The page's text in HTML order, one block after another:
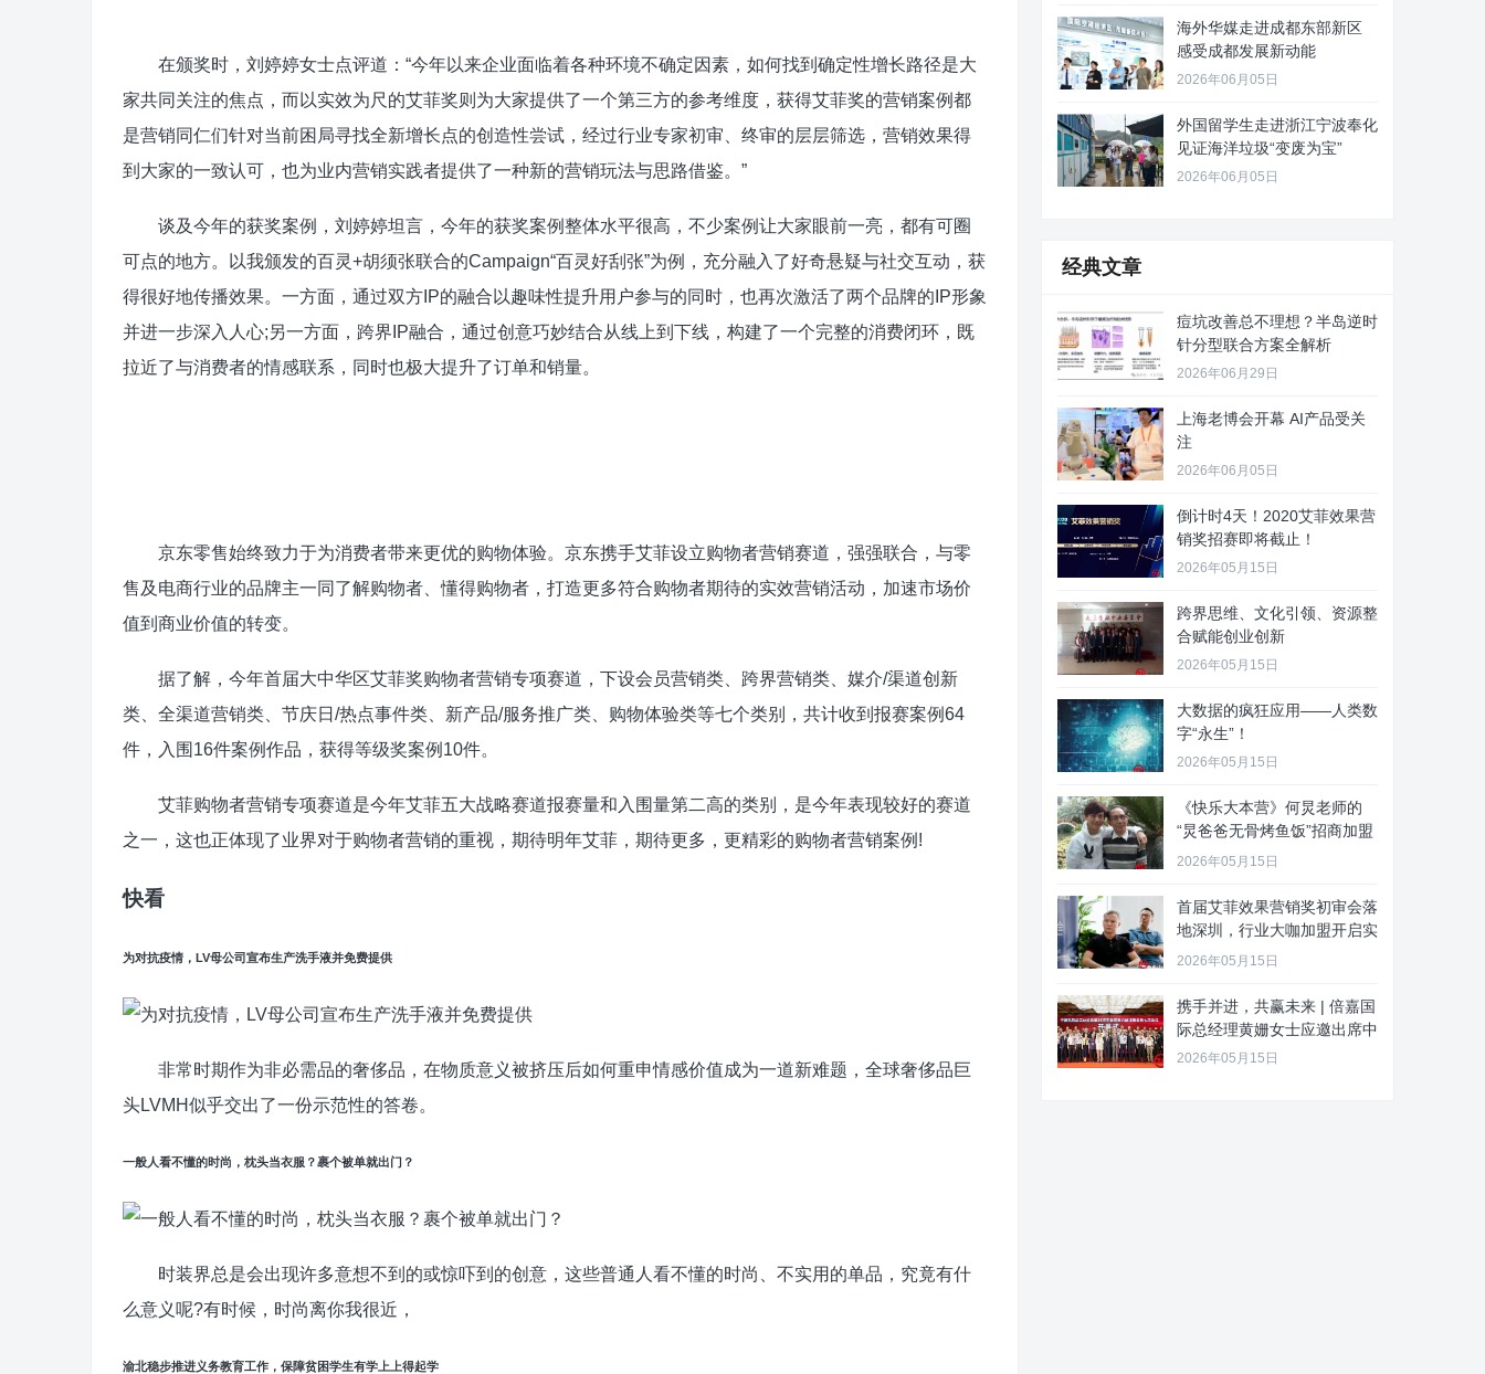
在颁奖时，刘婷婷女士点评道：“今年以来企业面临着各种环境不确定因素，如何找到确定性增长路径是大
家共同关注的焦点，而以实效为尺的艾菲奖则为大家提供了一个第三方的参考维度，获得艾菲奖的营销案例都
是营销同仁们针对当前困局寻找全新增长点的创造性尝试，经过行业专家初审、终审的层层筛选，营销效果得
到大家的一致认可，也为业内营销实践者提供了一种新的营销玩法与思路借鉴。”
谈及今年的获奖案例，刘婷婷坦言，今年的获奖案例整体水平很高，不少案例让大家眼前一亮，都有可圈
可点的地方。以我颁发的百灵+胡须张联合的Campaign“百灵好刮张”为例，充分融入了好奇悬疑与社交互动，获
得很好地传播效果。一方面，通过双方IP的融合以趣味性提升用户参与的同时，也再次激活了两个品牌的IP形象
并进一步深入人心;另一方面，跨界IP融合，通过创意巧妙结合从线上到下线，构建了一个完整的消费闭环，既
拉近了与消费者的情感联系，同时也极大提升了订单和销量。
京东零售始终致力于为消费者带来更优的购物体验。京东携手艾菲设立购物者营销赛道，强强联合，与零
售及电商行业的品牌主一同了解购物者、懂得购物者，打造更多符合购物者期待的实效营销活动，加速市场价
值到商业价值的转变。
据了解，今年首届大中华区艾菲奖购物者营销专项赛道，下设会员营销类、跨界营销类、媒介/渠道创新
类、全渠道营销类、节庆日/热点事件类、新产品/服务推广类、购物体验类等七个类别，共计收到报赛案例64
件，入围16件案例作品，获得等级奖案例10件。
艾菲购物者营销专项赛道是今年艾菲五大战略赛道报赛量和入围量第二高的类别，是今年表现较好的赛道
之一，这也正体现了业界对于购物者营销的重视，期待明年艾菲，期待更多，更精彩的购物者营销案例!
快看
为对抗疫情，LV母公司宣布生产洗手液并免费提供
非常时期作为非必需品的奢侈品，在物质意义被挤压后如何重申情感价值成为一道新难题，全球奢侈品巨
头LVMH似乎交出了一份示范性的答卷。
一般人看不懂的时尚，枕头当衣服？裹个被单就出门？
时装界总是会出现许多意想不到的或惊吓到的创意，这些普通人看不懂的时尚、不实用的单品，究竟有什
么意义呢?有时候，时尚离你我很近，
渝北稳步推进义务教育工作，保障贫困学生有学上上得起学
海外华媒走进成都东部新区
感受成都发展新动能
2026年06月05日
外国留学生走进浙江宁波奉化
见证海洋垃圾“变废为宝”
2026年06月05日
经典文章
痘坑改善总不理想？半岛逆时
针分型联合方案全解析
2026年06月29日
上海老博会开幕 AI产品受关
注
2026年06月05日
倒计时4天！2020艾菲效果营
销奖招赛即将截止！
2026年05月15日
跨界思维、文化引领、资源整
合赋能创业创新
2026年05月15日
大数据的疯狂应用——人类数
字“永生”！
2026年05月15日
《快乐大本营》何炅老师的
“炅爸爸无骨烤鱼饭”招商加盟
啦
2026年05月15日
首届艾菲效果营销奖初审会落
地深圳，行业大咖加盟开启实
效新
2026年05月15日
携手并进，共赢未来 | 倍嘉国
际总经理黄姗女士应邀出席中
2026年05月15日